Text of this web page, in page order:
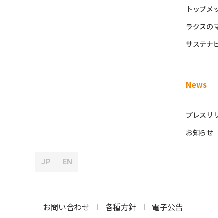
トップメ
ラクスの
サステナ
News
プレスリ
お知らせ
JP EN
お問い合わせ 各種方針 電子公告